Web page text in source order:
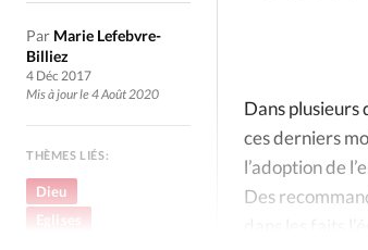
Culture
Génération réveil
Publireportage
Société
Par Marie Lefebvre-
Billiez
4 Déc 2017
Mis à jour le 4 Août 2020
THÈMES LIÉS:
Dieu
Eglises
Dans plusieurs
ces derniers
l’adoption de
Des